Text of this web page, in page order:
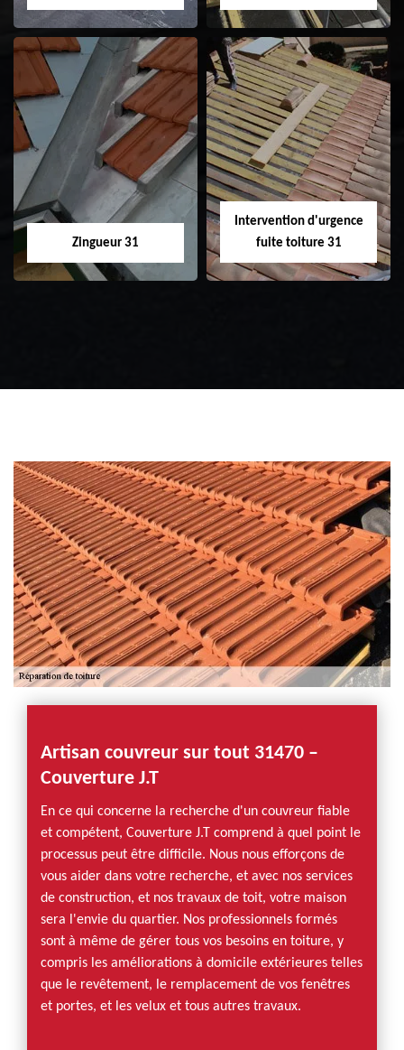
Etanchéité toiture
31
Réparation de
toiture 31
Zingueur 31
Intervention d'urgence
fuite toiture 31
Artisan couvreur sur tout 31470 –
Couverture J.T
En ce qui concerne la recherche d'un couvreur fiable
et compétent, Couverture J.T comprend à quel point le
processus peut être difficile. Nous nous efforçons de
vous aider dans votre recherche, et avec nos services
de construction, et nos travaux de toit, votre maison
sera l'envie du quartier. Nos professionnels formés
sont à même de gérer tous vos besoins en toiture, y
compris les améliorations à domicile extérieures telles
que le revêtement, le remplacement de vos fenêtres
et portes, et les velux et tous autres travaux.